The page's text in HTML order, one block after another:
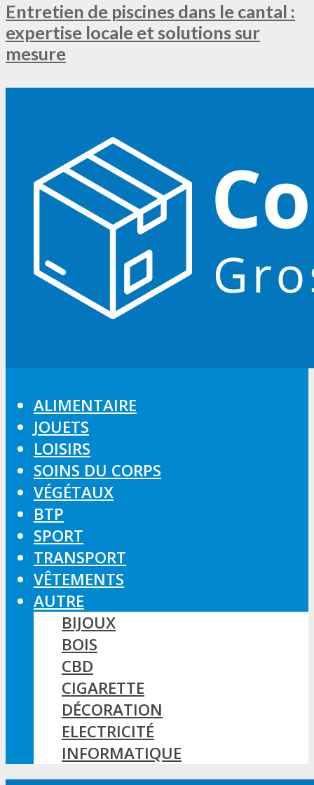
Entretien de piscines dans le cantal :
expertise locale et solutions sur
mesure
ALIMENTAIRE
JOUETS
LOISIRS
SOINS DU CORPS
VÉGÉTAUX
BTP
SPORT
TRANSPORT
VÊTEMENTS
AUTRE
BIJOUX
BOIS
CBD
CIGARETTE
DÉCORATION
ELECTRICITÉ
INFORMATIQUE